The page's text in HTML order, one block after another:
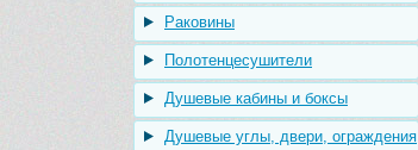
Раковины
Полотенцесушители
Душевые кабины и боксы
Душевые углы, двери, ограждения